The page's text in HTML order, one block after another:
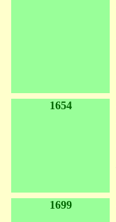
1654
1699